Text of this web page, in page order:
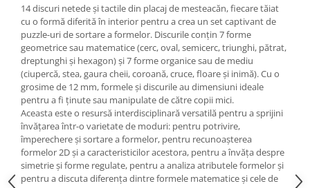
Motricitate grosiera
Recunoasterea formelor
Saltele
Trasee de motricitate
Wellness
Diverse jucarii educative
Apa si nisip
Dezvoltarea limbajului
Figurine
Mobilier gradinita
14 discuri netede și tactile din placaj de mesteacăn, fiecare tăiat
cu o formă diferită în interior pentru a crea un set captivant de
puzzle-uri de sortare a formelor. Discurile conțin 7 forme
geometrice sau matematice (cerc, oval, semicerc, triunghi, pătrat,
dreptunghi și hexagon) și 7 forme organice sau de mediu
(ciupercă, stea, gaura cheii, coroană, cruce, floare și inimă). Cu o
grosime de 12 mm, formele și discurile au dimensiuni ideale
pentru a fi ținute sau manipulate de către copii mici.
Aceasta este o resursă interdisciplinară versatilă pentru a sprijini
învățarea într-o varietate de moduri: pentru potrivire,
împerechere și sortare a formelor, pentru recunoașterea
formelor 2D și a caracteristicilor acestora, pentru a învăța despre
simetrie și forme regulate, pentru a analiza atributele formelor și
pentru a discuta diferența dintre formele matematice și cele de